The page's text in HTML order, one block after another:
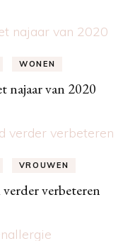
WONEN
najaar van 2020
VROUWEN
verbeteren